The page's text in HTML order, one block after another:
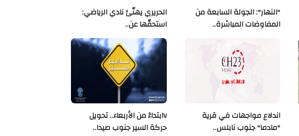
الحريري يهنّئ نادي الرياضي:
استحقّها عن..
"النهار": الجولة السابعة من
المفاوضات المباشرة..
Vابتداءً من الأربعاء.. تحويل
حركة السير جنوب صيدا..
اندلاع مواجهات في قرية
"مادما" جنوب نابلس..